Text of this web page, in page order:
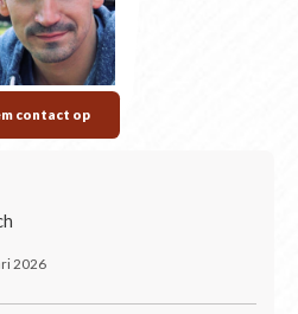
contact op
2026